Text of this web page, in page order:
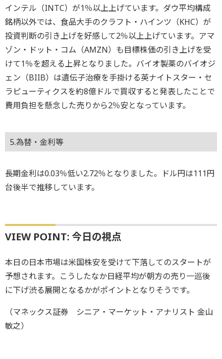
インテル（INTC）が1％以上上げています。ダウ平均構成
銘柄以外では、食品大手のクラフト・ハインツ（KHC）が
投資判断の引き上げを好感して2％以上上げています。アマ
ゾン・ドット・コム（AMZN）も目標株価の引き上げを受
けて1％を超える上昇となりました。バイオ製薬のバイオジ
ェン（BIIB）は遺伝子治療を手掛ける英ナイトスター・セ
ラピューティクスを約8億ドルで買収すると発表したことで
費用負担を懸念した売りから2％安となっています。
5.為替・金利等
長期金利は0.03％低い2.72％となりました。ドル円は111円
台後半で推移しています。
VIEW POINT: 今日の視点
本日の日本市場は米国株安を受けて下落してのスタートが
予想されます。こうしたなか日経平均が朝方の売り一巡後
に下げ渋る展開となるかがポイントとなりそうです。
（マネックス証券 シニア・マーケット・アナリスト 金山
敏之）